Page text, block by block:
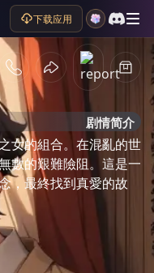
下载应用
剧情简介
女的組合。在混亂的世
數的艱難險阻。這是一
，最終找到真愛的故